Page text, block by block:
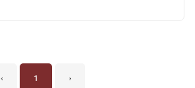
‹ 1 ›